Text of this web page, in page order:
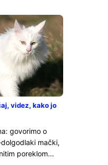
videz, kako jo
govorimo o
mački,
poreklom...